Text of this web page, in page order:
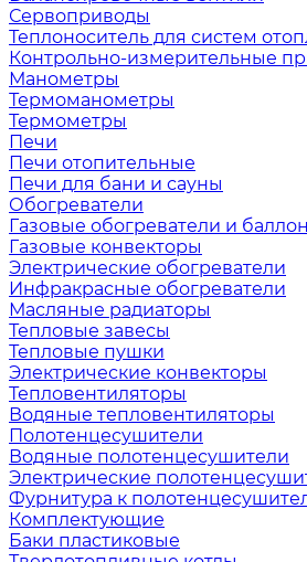
Сервоприводы
Теплоноситель для систем
Контрольно-измерительные
Манометры
Термоманометры
Термометры
Печи
Печи отопительные
Печи для бани и сауны
Обогреватели
Газовые обогреватели и
Газовые конвекторы
Электрические обогреватели
Инфракрасные обогреватели
Масляные радиаторы
Тепловые завесы
Тепловые пушки
Электрические конвекторы
Тепловентиляторы
Водяные тепловентиляторы
Полотенцесушители
Водяные полотенцесушители
Электрические
Фурнитура к
Комплектующие
Баки пластиковые